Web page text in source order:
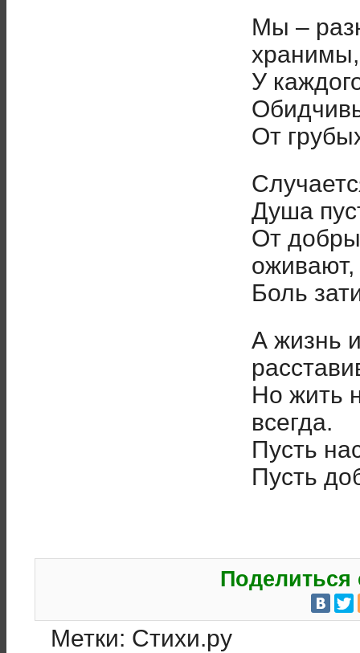
Мы –
хранимы,
У
От
Душа
От
оживают,
Боль
А жизнь
Но жить
всегда.
Пусть
Пусть
Поделиться
Метки: Стихи.ру